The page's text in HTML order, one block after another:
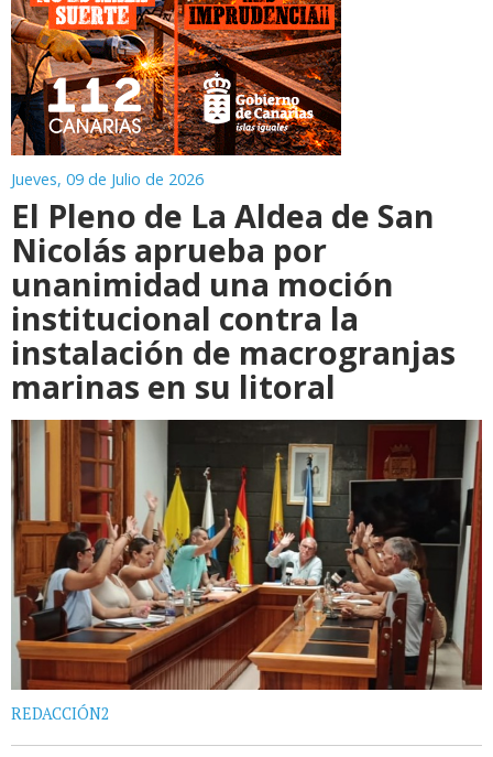
Jueves, 09 de Julio de 2026
El Pleno de La Aldea de San
Nicolás aprueba por
unanimidad una moción
institucional contra la
instalación de macrogranjas
marinas en su litoral
REDACCIÓN2